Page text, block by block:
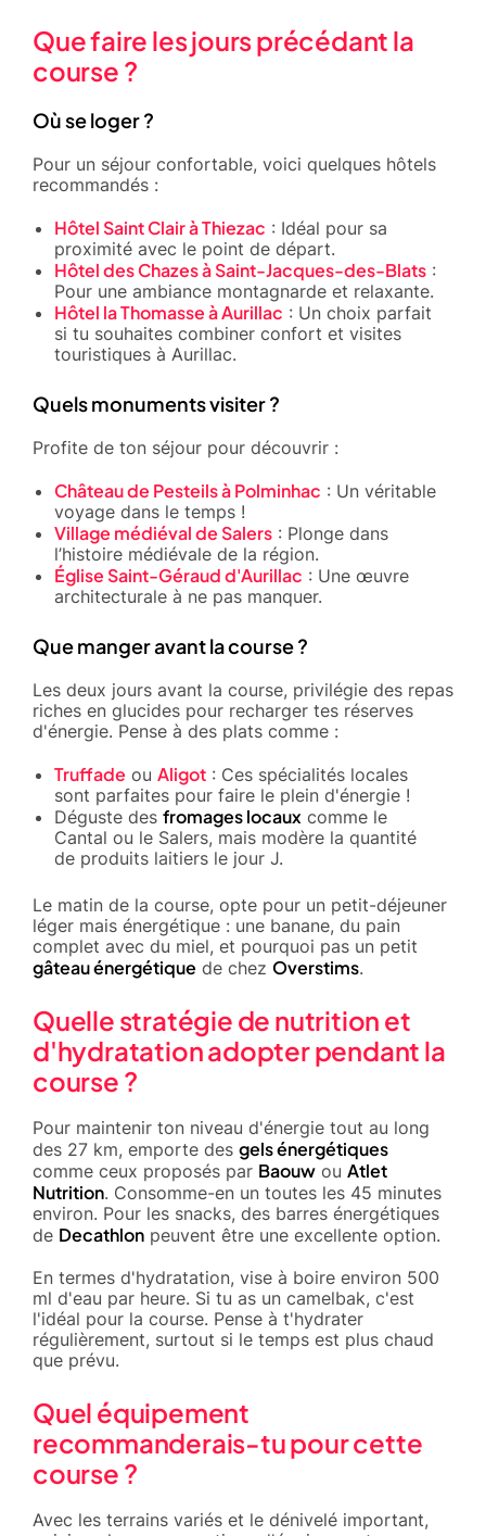
Que faire les jours précédant la
course ?
Où se loger ?
Pour un séjour confortable, voici quelques hôtels
recommandés :
Hôtel Saint Clair à Thiezac : Idéal pour sa
proximité avec le point de départ.
Hôtel des Chazes à Saint-Jacques-des-Blats :
Pour une ambiance montagnarde et relaxante.
Hôtel la Thomasse à Aurillac : Un choix parfait
si tu souhaites combiner confort et visites
touristiques à Aurillac.
Quels monuments visiter ?
Profite de ton séjour pour découvrir :
Château de Pesteils à Polminhac : Un véritable
voyage dans le temps !
Village médiéval de Salers : Plonge dans
l’histoire médiévale de la région.
Église Saint-Géraud d'Aurillac : Une œuvre
architecturale à ne pas manquer.
Que manger avant la course ?
Les deux jours avant la course, privilégie des repas
riches en glucides pour recharger tes réserves
d'énergie. Pense à des plats comme :
Truffade ou Aligot : Ces spécialités locales
sont parfaites pour faire le plein d'énergie !
Déguste des fromages locaux comme le
Cantal ou le Salers, mais modère la quantité
de produits laitiers le jour J.
Le matin de la course, opte pour un petit-déjeuner
léger mais énergétique : une banane, du pain
complet avec du miel, et pourquoi pas un petit
gâteau énergétique de chez Overstims.
Quelle stratégie de nutrition et
d'hydratation adopter pendant la
course ?
Pour maintenir ton niveau d'énergie tout au long
des 27 km, emporte des gels énergétiques
comme ceux proposés par Baouw ou Atlet
Nutrition. Consomme-en un toutes les 45 minutes
environ. Pour les snacks, des barres énergétiques
de Decathlon peuvent être une excellente option.
En termes d'hydratation, vise à boire environ 500
ml d'eau par heure. Si tu as un camelbak, c'est
l'idéal pour la course. Pense à t'hydrater
régulièrement, surtout si le temps est plus chaud
que prévu.
Quel équipement
recommanderais-tu pour cette
course ?
Avec les terrains variés et le dénivelé important,